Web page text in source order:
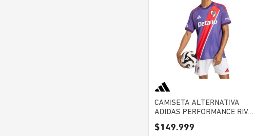
CAMISETA ALTERNATIVA
ADIDAS PERFORMANCE RIVER
PLATE TERCERA HOMBRE
$149.999